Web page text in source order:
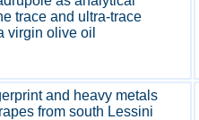
trace and ultra-trace
virgin olive oil
and heavy metals
from south Lessini